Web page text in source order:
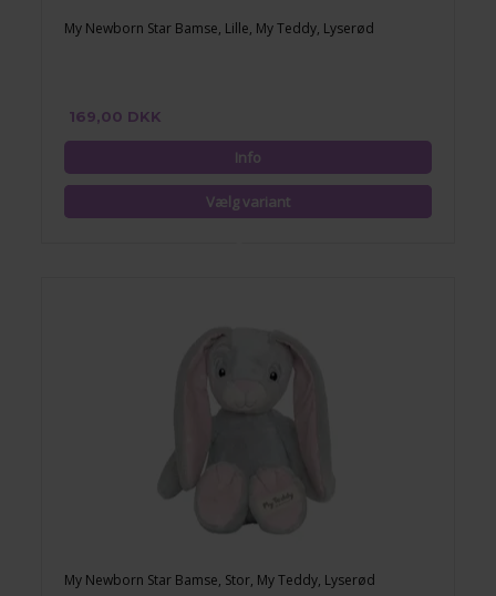
My Newborn Star Bamse, Lille, My Teddy, Lyserød
169,00 DKK
My Newborn Star Bamse, Stor, My Teddy, Lyserød